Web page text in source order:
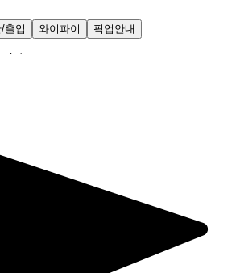
출입 와이파이 픽업안내